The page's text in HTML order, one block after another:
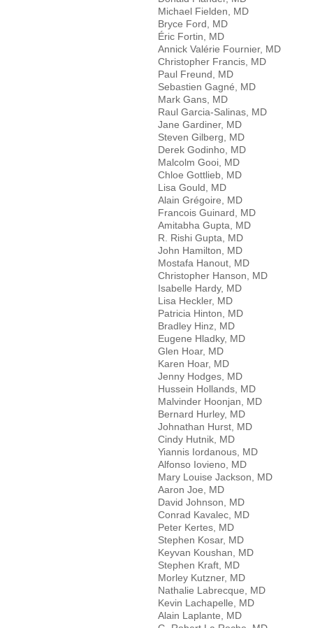
Michael Fielden, MD
Bryce Ford, MD
Éric Fortin, MD
Annick Valérie Fournier, MD
Christopher Francis, MD
Paul Freund, MD
Sebastien Gagné, MD
Mark Gans, MD
Raul Garcia-Salinas, MD
Jane Gardiner, MD
Steven Gilberg, MD
Derek Godinho, MD
Malcolm Gooi, MD
Chloe Gottlieb, MD
Lisa Gould, MD
Alain Grégoire, MD
Francois Guinard, MD
Amitabha Gupta, MD
R. Rishi Gupta, MD
John Hamilton, MD
Mostafa Hanout, MD
Christopher Hanson, MD
Isabelle Hardy, MD
Lisa Heckler, MD
Patricia Hinton, MD
Bradley Hinz, MD
Eugene Hladky, MD
Glen Hoar, MD
Karen Hoar, MD
Jenny Hodges, MD
Hussein Hollands, MD
Malvinder Hoonjan, MD
Bernard Hurley, MD
Johnathan Hurst, MD
Cindy Hutnik, MD
Yiannis Iordanous, MD
Alfonso Iovieno, MD
Mary Louise Jackson, MD
Aaron Joe, MD
David Johnson, MD
Conrad Kavalec, MD
Peter Kertes, MD
Stephen Kosar, MD
Keyvan Koushan, MD
Stephen Kraft, MD
Morley Kutzner, MD
Nathalie Labrecque, MD
Kevin Lachapelle, MD
Alain Laplante, MD